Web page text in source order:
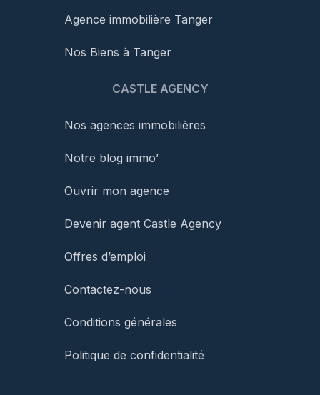
Agence immobilière Tanger
Nos Biens à Tanger
CASTLE AGENCY
Nos agences immobilières
Notre blog immo’
Ouvrir mon agence
Devenir agent Castle Agency
Offres d’emploi
Contactez-nous
Conditions générales
Politique de confidentialité